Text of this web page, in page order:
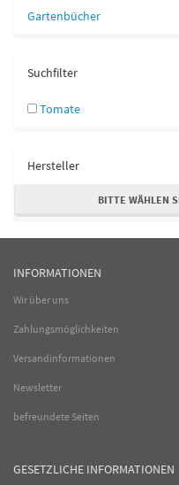
Gartenbücher
Suchfilter
Tomate
Hersteller
BITTE WÄHLEN
INFORMATIONEN
Wir über uns
Zahlungsmöglichkeiten
Versandinformationen
Newsletter
befreundete Seiten
GESETZLICHE INFORMATIONEN